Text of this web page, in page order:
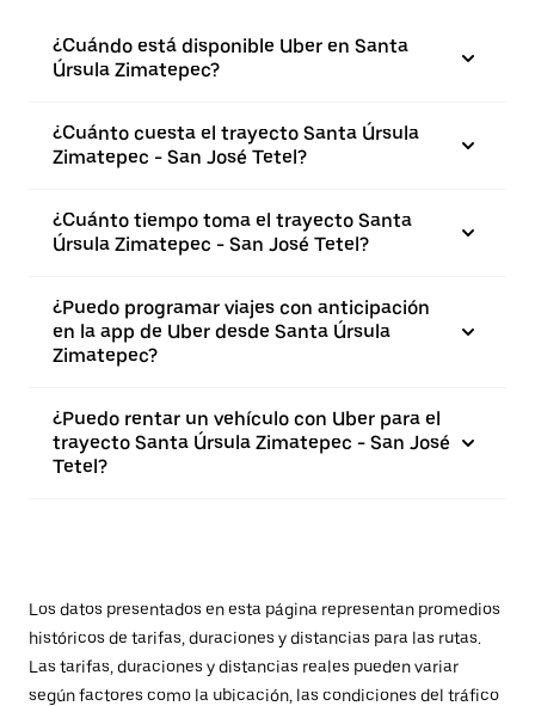
¿Cuándo está disponible Uber en Santa
Úrsula Zimatepec?
¿Cuánto cuesta el trayecto Santa Úrsula
Zimatepec - San José Tetel?
¿Cuánto tiempo toma el trayecto Santa
Úrsula Zimatepec - San José Tetel?
¿Puedo programar viajes con anticipación
en la app de Uber desde Santa Úrsula
Zimatepec?
¿Puedo rentar un vehículo con Uber para el
trayecto Santa Úrsula Zimatepec - San José
Tetel?
Los datos presentados en esta página representan promedios
históricos de tarifas, duraciones y distancias para las rutas.
Las tarifas, duraciones y distancias reales pueden variar
según factores como la ubicación, las condiciones del tráfico